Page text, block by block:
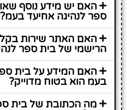
האם יש מידע נוסף
ספר לנהיגה אחיעד בעמ?
האם האתר שירות
הרישמי של בית ספר
האם המידע על בית
בעמ הוא בטוח מדוייק?
מה הכתובת של בית